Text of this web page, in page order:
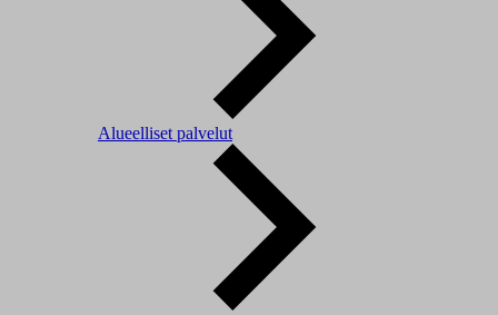
Alueelliset palvelut